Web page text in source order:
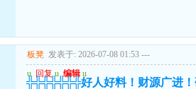
板凳 发表于: 2026-07-08 01:53 ---
u 回复 u 编辑 u
╬╬╬╬╬╬╬好人好料！财源广进！